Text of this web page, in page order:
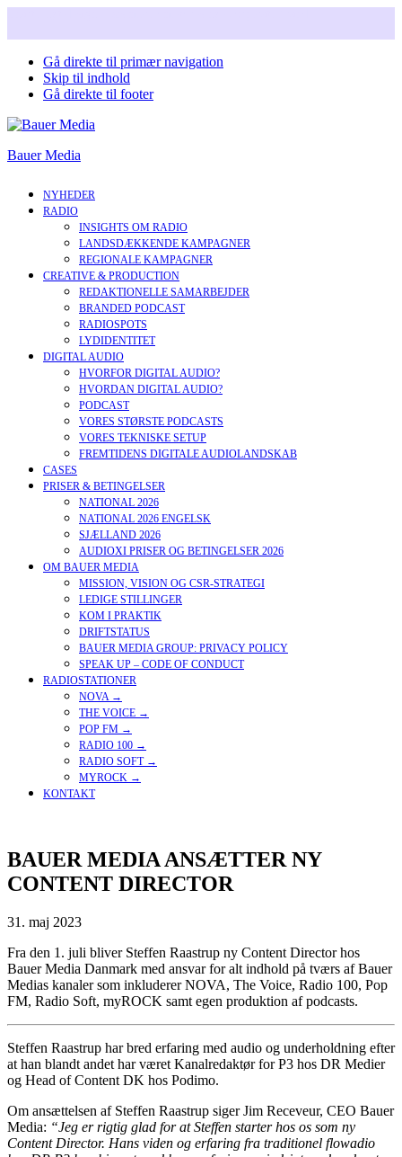
Gå direkte til primær navigation
Skip til indhold
Gå direkte til footer
Bauer Media
NYHEDER
RADIO
INSIGHTS OM RADIO
LANDSDÆKKENDE KAMPAGNER
REGIONALE KAMPAGNER
CREATIVE & PRODUCTION
REDAKTIONELLE SAMARBEJDER
BRANDED PODCAST
RADIOSPOTS
LYDIDENTITET
DIGITAL AUDIO
HVORFOR DIGITAL AUDIO?
HVORDAN DIGITAL AUDIO?
PODCAST
VORES STØRSTE PODCASTS
VORES TEKNISKE SETUP
FREMTIDENS DIGITALE AUDIOLANDSKAB
CASES
PRISER & BETINGELSER
NATIONAL 2026
NATIONAL 2026 ENGELSK
SJÆLLAND 2026
AUDIOXI PRISER OG BETINGELSER 2026
OM BAUER MEDIA
MISSION, VISION OG CSR-STRATEGI
LEDIGE STILLINGER
KOM I PRAKTIK
DRIFTSTATUS
BAUER MEDIA GROUP: PRIVACY POLICY
SPEAK UP – CODE OF CONDUCT
RADIOSTATIONER
NOVA →
THE VOICE →
POP FM →
RADIO 100 →
RADIO SOFT →
MYROCK →
KONTAKT
BAUER MEDIA ANSÆTTER NY
CONTENT DIRECTOR
31. maj 2023
Fra den 1. juli bliver Steffen Raastrup ny Content Director hos
Bauer Media Danmark med ansvar for alt indhold på tværs af Bauer
Medias kanaler som inkluderer NOVA, The Voice, Radio 100, Pop
FM, Radio Soft, myROCK samt egen produktion af podcasts.
Steffen Raastrup har bred erfaring med audio og underholdning efter
at han blandt andet har været Kanalredaktør for P3 hos DR Medier
og Head of Content DK hos Podimo.
Om ansættelsen af Steffen Raastrup siger Jim Receveur, CEO Bauer
Media: “Jeg er rigtig glad for at Steffen starter hos os som ny
Content Director. Hans viden og erfaring fra traditionel flowadio